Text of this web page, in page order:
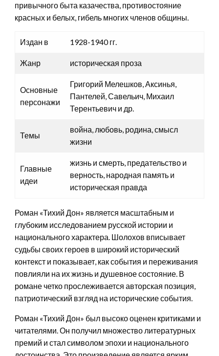
привычного быта казачества, противостояние
красных и белых, гибель многих членов общины.
Издан в 1928-1940 гг.
Жанр историческая проза
Основные
персонажи
Григорий Мелешков, Аксинья,
Пантелей, Савельич, Михаил
Терентьевич и др.
Темы
война, любовь, родина, смысл
жизни
Главные
идеи
жизнь и смерть, предательство и
верность, народная память и
историческая правда
Роман «Тихий Дон» является масштабным и
глубоким исследованием русской истории и
национального характера. Шолохов вписывает
судьбы своих героев в широкий исторический
контекст и показывает, как события и переживания
повлияли на их жизнь и душевное состояние. В
романе четко прослеживается авторская позиция,
патриотический взгляд на исторические события.
Роман «Тихий Дон» был высоко оценен критиками и
читателями. Он получил множество литературных
премий и стал символом эпохи и национального